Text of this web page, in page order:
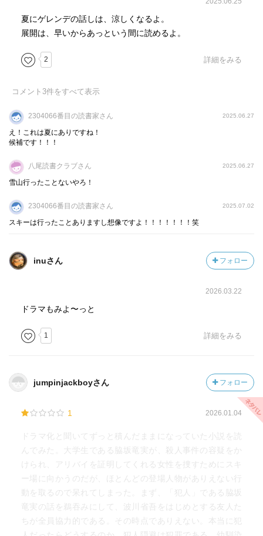
夏にゲレンデの話しは、涼しくなるよ。
展開は、早いからあっという間に読めるよ。
2 詳細をみる
コメント 3件をすべて表示
2304066番目の読書家さん 2025.06.27
え！これは夏にありですね！
候補です！！！
八尾読書クラブさん 2025.06.27
雪山行ったことないやろ！
2304066番目の読書家さん 2025.07.02
スキーは行ったことありますし想像ですよ！！！！！！！笑
inuさん フォロー
2026.03.22
ドラマもみよ〜っと
1 詳細をみる
jumpinjackboyさん フォロー
1 2026.01.04
ドラマ化と聞いてずっと積んだままになっていた小説を読
んでみた。大学生である脇坂竜実が、殺人事件の容疑をか
けられ、アリバイを証明してくれる女性を捜すためにスキ
ー場に向かうのだが、ほとんどの登場人物がありえない行
動を取るので呆れてしまった。まず、「犯人」である脇坂
竜実の話を鵜吞みにして、波川省吾をはじめとする友人た
ちが全員協力的である。その時点でありえない。本当に犯